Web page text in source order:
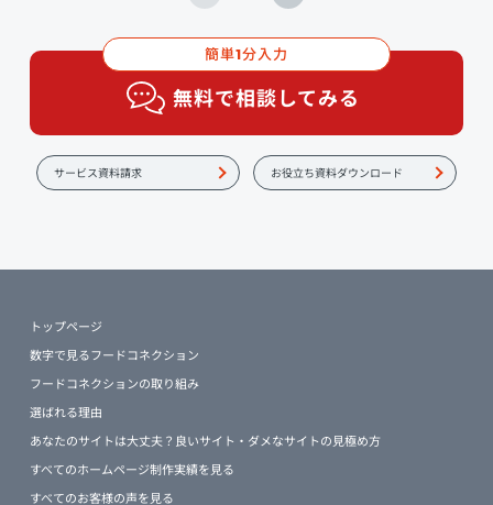
簡単1分入力
無料で相談してみる
サービス資料請求 お役立ち資料ダウンロード
トップページ
数字で見るフードコネクション
フードコネクションの取り組み
選ばれる理由
あなたのサイトは大丈夫？良いサイト・ダメなサイトの見極め方
すべてのホームページ制作実績を見る
すべてのお客様の声を見る